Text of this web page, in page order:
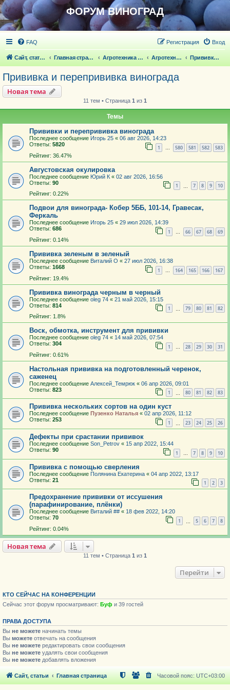
ФОРУМ ВИНОГРАД
FAQ Вход
Регистрация
Сайт, статьи Главная страница Агротехника выращивания винограда Агротехника выращивания винограда Прививка и перепрививка винограда
Прививка и перепрививка винограда
Новая тема
11 тем • Страница 1 из 1
Темы
Прививки и перепрививка винограда
Последнее сообщение Игорь 25 « 06 авг 2026, 14:23
Ответы: 5820 1 … 580 581 582 583
Рейтинг: 36.47%
Августовская окулировка
Последнее сообщение Юрий К « 02 авг 2026, 16:56
Ответы: 90 1 7 8 9 10
Рейтинг: 0.22%
Подвои для винограда- Кобер 5ББ, 101-14, Гравесак,
Феркаль
Последнее сообщение Игорь 25 « 29 июл 2026, 14:39
Ответы: 686 1 … 66 67 68 69
Рейтинг: 0.14%
Прививка зеленым в зеленый
Последнее сообщение Виталий О « 27 июл 2026, 16:38
Ответы: 1668 1 … 164 165 166 167
Рейтинг: 19.4%
Прививка винограда черным в черный
Последнее сообщение oleg 74 « 21 май 2026, 15:15
Ответы: 814 1 79 80 81 82
Рейтинг: 1.8%
Воск, обмотка, инструмент для прививки
Последнее сообщение oleg 74 « 14 май 2026, 07:54
Ответы: 304 1 … 28 29 30 31
Рейтинг: 0.61%
Настольная прививка на подготовленный черенок,
саженец
Последнее сообщение Алексей_Темрюк « 06 апр 2026, 09:01
Ответы: 823 1 80 81 82 83
Прививка нескольких сортов на один куст
Последнее сообщение Пузенко Наталья « 02 апр 2026, 11:12
Ответы: 253 1 23 24 25 26
Дефекты при срастании прививок
Последнее сообщение Son_Petrov « 15 апр 2022, 15:44
Ответы: 90 1 … 7 8 9 10
Прививка с помощью сверления
Последнее сообщение Полянина Екатерина « 04 апр 2022, 13:17
Ответы: 21 1 2 3
Предохранение прививки от иссушения
(парафинирование, плёнки)
Последнее сообщение Виталий ## « 18 фев 2022, 14:20
Ответы: 70 1 5 6 7 8
Рейтинг: 0.04%
Новая тема
11 тем • Страница 1 из 1
Перейти
КТО СЕЙЧАС НА КОНФЕРЕНЦИИ
Сейчас этот форум просматривают: Буф и 39 гостей
ПРАВА ДОСТУПА
Вы не можете начинать темы
Вы можете отвечать на сообщения
Вы не можете редактировать свои сообщения
Вы не можете удалять свои сообщения
Вы не можете добавлять вложения
Сайт, статьи Главная страница Часовой пояс: UTC+03:00